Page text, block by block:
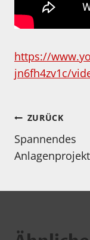
https://
jn6fh4zv1c/
ZURÜCK
Spannendes
Anlagenprojekt